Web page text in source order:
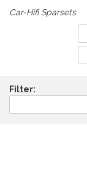
Car-Hifi Sparsets
Filter: